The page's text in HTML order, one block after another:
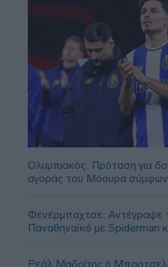
Ολυμπιακός: Πρόταση για
αγοράς του Μόουρα
Φενέρμπαχτσε: Αντέγραψε
Παναθηναϊκό με Spiderman
Ρεάλ Μαδρίτης ή